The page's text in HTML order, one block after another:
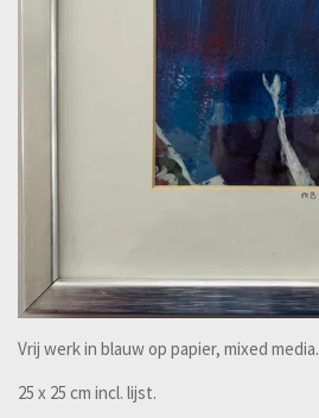
Vrij werk in blauw op papier, mixed media.
25 x 25 cm incl. lijst.